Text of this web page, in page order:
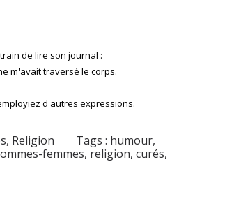
de lire son journal :
m'avait traversé le corps.
d'autres expressions.
, Religion Tags : humour,
femmes, religion, curés,